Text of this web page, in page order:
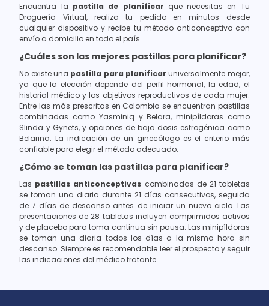
Encuentra la pastilla de planificar que necesitas en Tu
Droguería Virtual, realiza tu pedido en minutos desde
cualquier dispositivo y recibe tu método anticonceptivo con
envío a domicilio en todo el país.
¿Cuáles son las mejores pastillas para planificar?
No existe una pastilla para planificar universalmente mejor,
ya que la elección depende del perfil hormonal, la edad, el
historial médico y los objetivos reproductivos de cada mujer.
Entre las más prescritas en Colombia se encuentran pastillas
combinadas como Yasminiq y Belara, minipíldoras como
Slinda y Gynets, y opciones de baja dosis estrogénica como
Belarina. La indicación de un ginecólogo es el criterio más
confiable para elegir el método adecuado.
¿Cómo se toman las pastillas para planificar?
Las pastillas anticonceptivas combinadas de 21 tabletas
se toman una diaria durante 21 días consecutivos, seguida
de 7 días de descanso antes de iniciar un nuevo ciclo. Las
presentaciones de 28 tabletas incluyen comprimidos activos
y de placebo para toma continua sin pausa. Las minipíldoras
se toman una diaria todos los días a la misma hora sin
descanso. Siempre es recomendable leer el prospecto y seguir
las indicaciones del médico tratante.